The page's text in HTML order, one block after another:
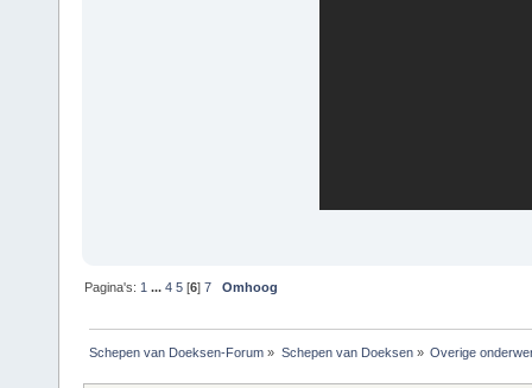
Pagina's: 1 ...4 5 [6]7 Omhoog
Schepen van Doeksen-Forum » Schepen van Doeksen» Overige